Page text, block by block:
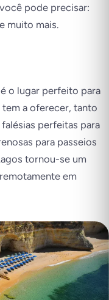
pode precisar:
muito mais.
o lugar perfeito para
a oferecer, tanto
perfeitas para
para passeios
tornou-se um
em